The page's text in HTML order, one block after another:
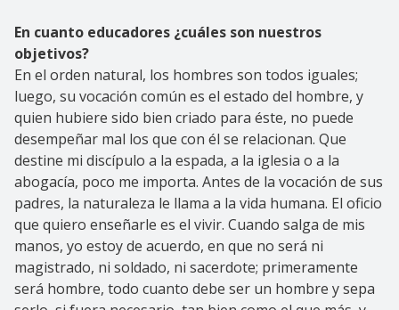
En cuanto educadores ¿cuáles son nuestros
objetivos?
En el orden natural, los hombres son todos iguales;
luego, su vocación común es el estado del hombre, y
quien hubiere sido bien criado para éste, no puede
desempeñar mal los que con él se relacionan. Que
destine mi discípulo a la espada, a la iglesia o a la
abogacía, poco me importa. Antes de la vocación de sus
padres, la naturaleza le llama a la vida humana. El oficio
que quiero enseñarle es el vivir. Cuando salga de mis
manos, yo estoy de acuerdo, en que no será ni
magistrado, ni soldado, ni sacerdote; primeramente
será hombre, todo cuanto debe ser un hombre y sepa